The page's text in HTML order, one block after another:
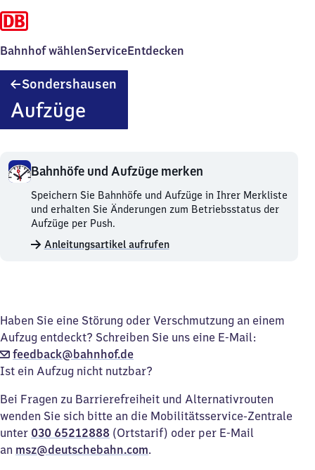
Bahnhof wählenServiceEntdecken
Sondershausen
Aufzüge
Bahnhöfe und Aufzüge merken
Bahnhöfe
und
Aufzüge
merken.
Speichern Sie Bahnhöfe und Aufzüge in Ihrer Merkliste
und erhalten Sie Änderungen zum Betriebsstatus der
Aufzüge per Push.
Anleitungsartikel aufrufen
Haben Sie eine Störung oder Verschmutzung an einem
Aufzug entdeckt? Schreiben Sie uns eine E-Mail:
feedback@bahnhof.de
Ist ein Aufzug nicht nutzbar?
Bei Fragen zu Barrierefreiheit und Alternativrouten
wenden Sie sich bitte an die Mobilitätsservice-Zentrale
unter 030 65212888 (Ortstarif) oder per E-Mail
an msz@deutschebahn.com.